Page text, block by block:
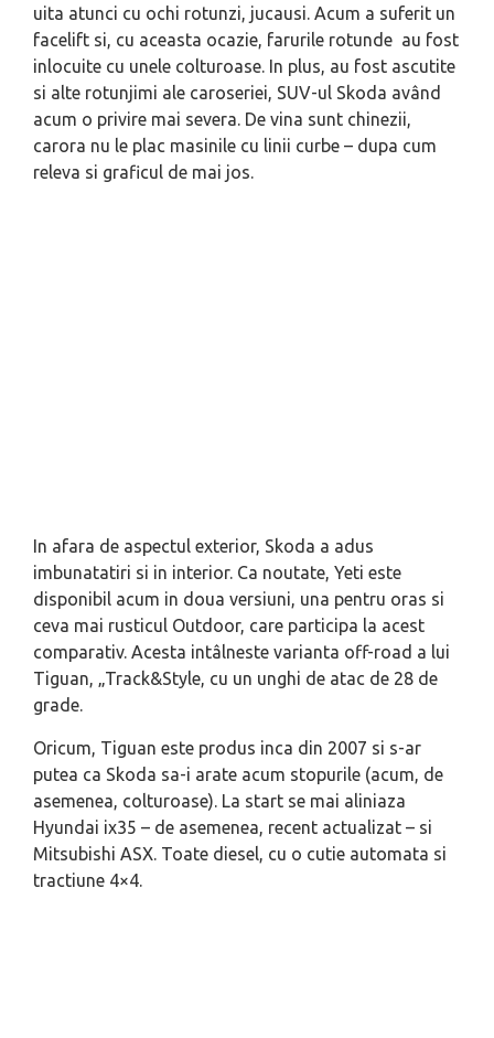
uita atunci cu ochi rotunzi, jucausi. Acum a suferit un
facelift si, cu aceasta ocazie, farurile rotunde au fost
inlocuite cu unele colturoase. In plus, au fost ascutite
si alte rotunjimi ale caroseriei, SUV-ul Skoda având
acum o privire mai severa. De vina sunt chinezii,
carora nu le plac masinile cu linii curbe – dupa cum
releva si graficul de mai jos.
In afara de aspectul exterior, Skoda a adus
imbunatatiri si in interior. Ca noutate, Yeti este
disponibil acum in doua versiuni, una pentru oras si
ceva mai rusticul Outdoor, care participa la acest
comparativ. Acesta intâlneste varianta off-road a lui
Tiguan, „Track&Style, cu un unghi de atac de 28 de
grade.
Oricum, Tiguan este produs inca din 2007 si s-ar
putea ca Skoda sa-i arate acum stopurile (acum, de
asemenea, colturoase). La start se mai aliniaza
Hyundai ix35 – de asemenea, recent actualizat – si
Mitsubishi ASX. Toate diesel, cu o cutie automata si
tractiune 4×4.